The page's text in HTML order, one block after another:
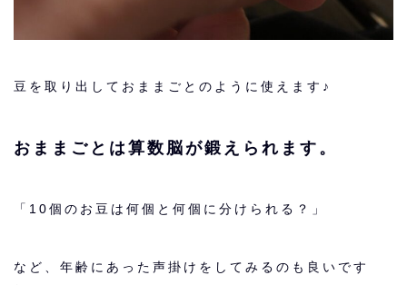
豆を取り出しておままごとのように使えます♪
おままごとは算数脳が鍛えられます。
「10個のお豆は何個と何個に分けられる？」
など、年齢にあった声掛けをしてみるのも良いです